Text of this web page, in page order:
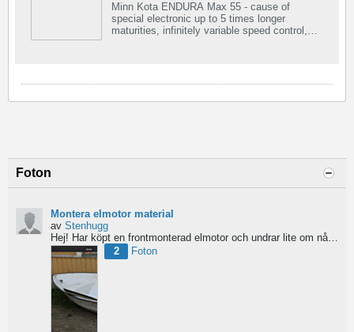
Minn Kota ENDURA Max 55 - cause of
special electronic up to 5 times longer
maturities, infinitely variable speed control,
Foton
Montera elmotor material
av Stenhugg
Hej! Har köpt en frontmonterad elmotor och undrar lite om nån har någon tips hur man ska börja bygga...
2
Foton